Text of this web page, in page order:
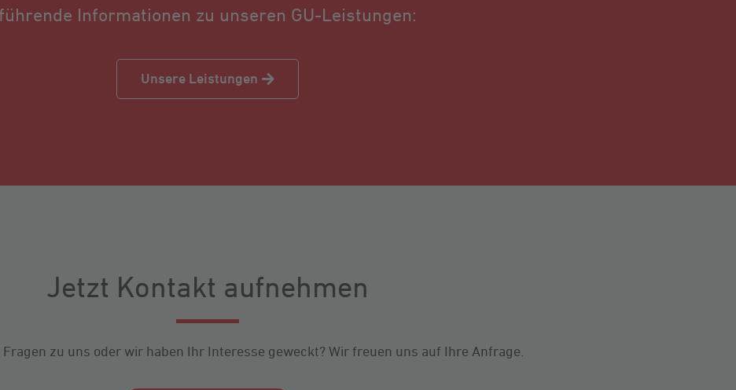
führende Informationen zu unseren GU-Leistungen:
Unsere Leistungen
Jetzt Kontakt aufnehmen
zu uns oder wir haben Ihr Interesse geweckt? Wir freuen uns auf Ihre Anfrage.